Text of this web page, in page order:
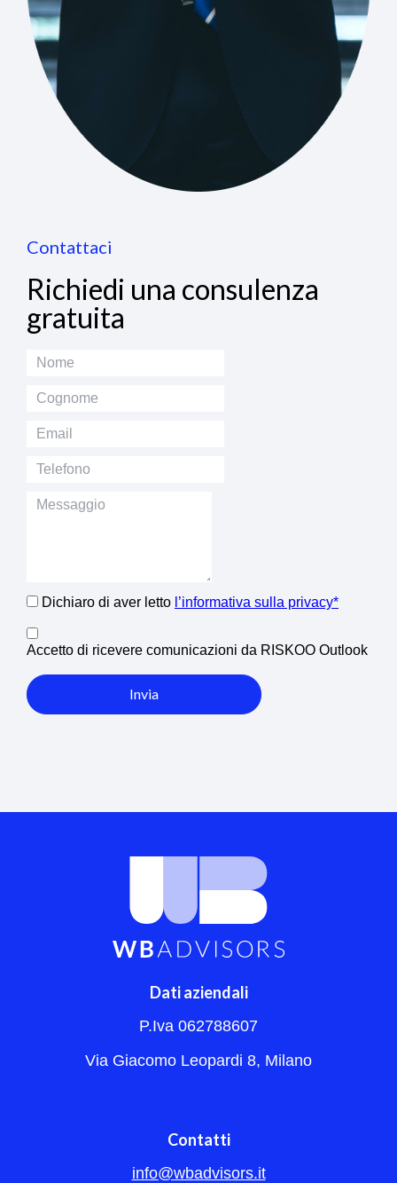
Contattaci
Richiedi una consulenza
gratuita
Dichiaro di aver letto l’informativa sulla privacy*
Accetto di ricevere comunicazioni da RISKOO Outlook
Invia
Dati aziendali
P.Iva 062788607
Via Giacomo Leopardi 8, Milano
Contatti
info@wbadvisors.it